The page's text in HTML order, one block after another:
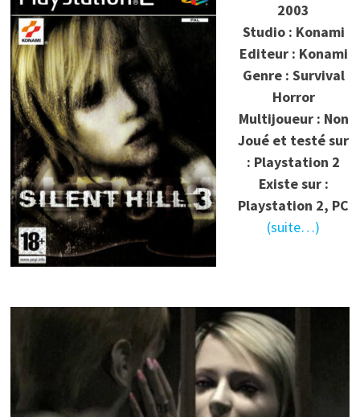
2003
Studio : Konami
Editeur : Konami
Genre : Survival
Horror
Multijoueur : Non
Joué et testé sur
: Playstation 2
Existe sur :
Playstation 2, PC
(suite…)